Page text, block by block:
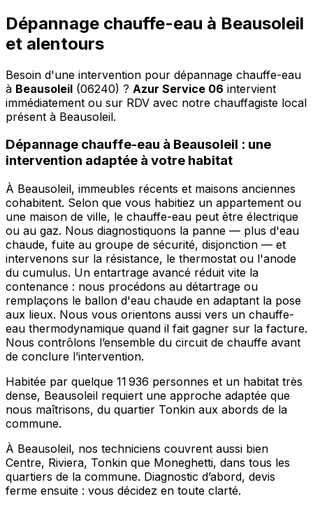
Dépannage chauffe-eau à Beausoleil
et alentours
Besoin d'une intervention pour dépannage chauffe-eau
à Beausoleil (06240) ? Azur Service 06 intervient
immédiatement ou sur RDV avec notre chauffagiste local
présent à Beausoleil.
Dépannage chauffe-eau à Beausoleil : une
intervention adaptée à votre habitat
À Beausoleil, immeubles récents et maisons anciennes
cohabitent. Selon que vous habitiez un appartement ou
une maison de ville, le chauffe-eau peut être électrique
ou au gaz. Nous diagnostiquons la panne — plus d'eau
chaude, fuite au groupe de sécurité, disjonction — et
intervenons sur la résistance, le thermostat ou l'anode
du cumulus. Un entartrage avancé réduit vite la
contenance : nous procédons au détartrage ou
remplaçons le ballon d'eau chaude en adaptant la pose
aux lieux. Nous vous orientons aussi vers un chauffe-
eau thermodynamique quand il fait gagner sur la facture.
Nous contrôlons l’ensemble du circuit de chauffe avant
de conclure l’intervention.
Habitée par quelque 11 936 personnes et un habitat très
dense, Beausoleil requiert une approche adaptée que
nous maîtrisons, du quartier Tonkin aux abords de la
commune.
À Beausoleil, nos techniciens couvrent aussi bien
Centre, Riviera, Tonkin que Moneghetti, dans tous les
quartiers de la commune. Diagnostic d’abord, devis
ferme ensuite : vous décidez en toute clarté.